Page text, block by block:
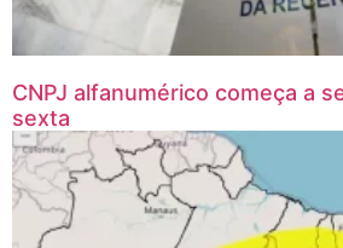
CNPJ alfanumérico começa a
sexta